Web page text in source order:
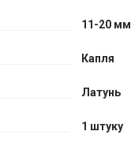
11-20 мм
Капля
Латунь
1 штуку